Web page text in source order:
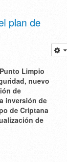
plan de
Limpio
nuevo
de
inversión de
de Criptana
de